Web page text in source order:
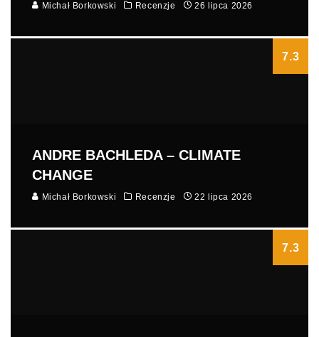
Michał Borkowski Recenzje 26 lipca 2026
7.3
ANDRE BACHLEDA – CLIMATE
CHANGE
Michał Borkowski Recenzje 22 lipca 2026
7.3